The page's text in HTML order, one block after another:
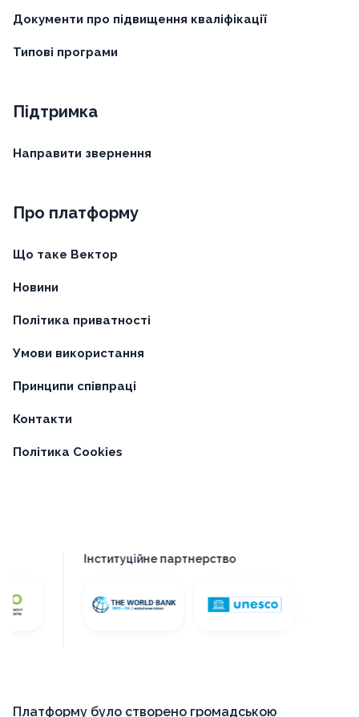
Документи про підвищення кваліфікації
Типові програми
Підтримка
Направити звернення
Про платформу
Що таке Вектор
Новини
Політика приватності
Умови використання
Принципи співпраці
Контакти
Політика Cookies
Інституційне партнерство
Платформу було створено громадською